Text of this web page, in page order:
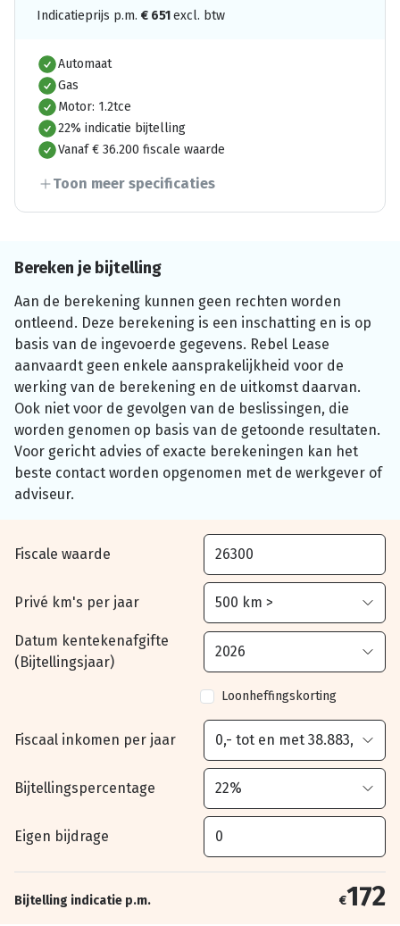
Indicatieprijs p.m. € 651excl. btw
Automaat
Gas
Motor: 1.2tce
22% indicatie bijtelling
Vanaf € 36.200 fiscale waarde
Toon meer specificaties
Bereken je bijtelling
Aan de berekening kunnen geen rechten worden
ontleend. Deze berekening is een inschatting en is op
basis van de ingevoerde gegevens. Rebel Lease
aanvaardt geen enkele aansprakelijkheid voor de
werking van de berekening en de uitkomst daarvan.
Ook niet voor de gevolgen van de beslissingen, die
worden genomen op basis van de getoonde resultaten.
Voor gericht advies of exacte berekeningen kan het
beste contact worden opgenomen met de werkgever of
adviseur.
Fiscale waarde
Privé km's per jaar
Datum kentekenafgifte
(Bijtellingsjaar)
Loonheffingskorting
Fiscaal inkomen per jaar
Bijtellingspercentage
Eigen bijdrage
Bijtelling indicatie p.m. €172